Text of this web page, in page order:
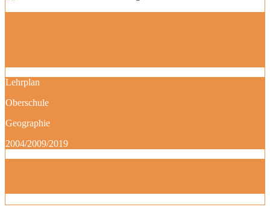
Lehrplan
Oberschule
Geographie
2004/2009/2019